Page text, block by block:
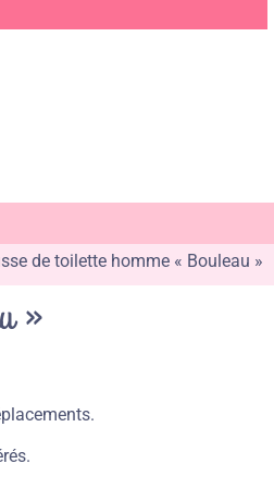
de toilette homme « Bouleau »
»